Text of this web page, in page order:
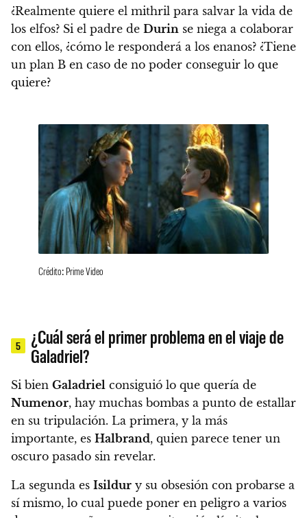
¿Realmente quiere el mithril para salvar la vida de
los elfos? Si el padre de Durin se niega a colaborar
con ellos, ¿cómo le responderá a los enanos? ¿Tiene
un plan B en caso de no poder conseguir lo que
quiere?
Crédito: Prime Video
5
¿Cuál será el primer problema en el viaje de
Galadriel?
Si bien Galadriel consiguió lo que quería de
Numenor, hay muchas bombas a punto de estallar
en su tripulación. La primera, y la más
importante, es Halbrand, quien parece tener un
oscuro pasado sin revelar.
La segunda es Isildur y su obsesión con probarse a
sí mismo, lo cual puede poner en peligro a varios